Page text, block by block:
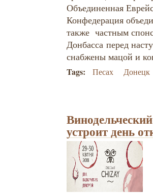
Объединенная
Конфедерация
также частным
Донбасса перед
снабжены мацой и
Tags: Песах Донецк
устроит день